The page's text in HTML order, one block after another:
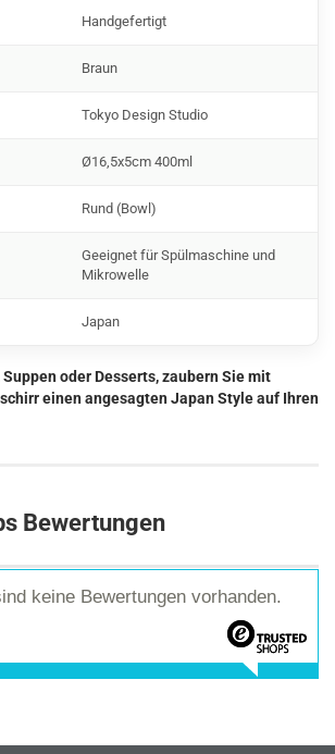
Handgefertigt
Braun
Tokyo Design Studio
Ø16,5x5cm 400ml
Rund (Bowl)
Geeignet für Spülmaschine und
Mikrowelle
Japan
oder Desserts, zaubern Sie mit
einen angesagten Japan Style auf Ihren
Bewertungen
keine Bewertungen vorhanden.